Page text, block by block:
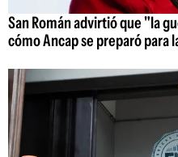
San Román advirtió que "la
cómo Ancap se preparó para